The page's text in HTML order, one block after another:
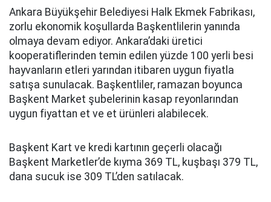
Ankara Büyükşehir Belediyesi Halk Ekmek Fabrikası,
zorlu ekonomik koşullarda Başkentlilerin yanında
olmaya devam ediyor. Ankara’daki üretici
kooperatiflerinden temin edilen yüzde 100 yerli besi
hayvanların etleri yarından itibaren uygun fiyatla
satışa sunulacak. Başkentliler, ramazan boyunca
Başkent Market şubelerinin kasap reyonlarından
uygun fiyattan et ve et ürünleri alabilecek.
Başkent Kart ve kredi kartının geçerli olacağı
Başkent Marketler’de kıyma 369 TL, kuşbaşı 379 TL,
dana sucuk ise 309 TL’den satılacak.